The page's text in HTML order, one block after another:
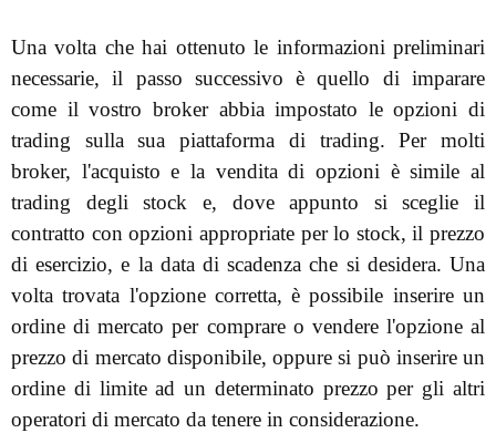
Una volta che hai ottenuto le informazioni preliminari
necessarie, il passo successivo è quello di imparare
come il vostro broker abbia impostato le opzioni di
trading sulla sua piattaforma di trading. Per molti
broker, l'acquisto e la vendita di opzioni è simile al
trading degli stock e, dove appunto si sceglie il
contratto con opzioni appropriate per lo stock, il prezzo
di esercizio, e la data di scadenza che si desidera. Una
volta trovata l'opzione corretta, è possibile inserire un
ordine di mercato per comprare o vendere l'opzione al
prezzo di mercato disponibile, oppure si può inserire un
ordine di limite ad un determinato prezzo per gli altri
operatori di mercato da tenere in considerazione.